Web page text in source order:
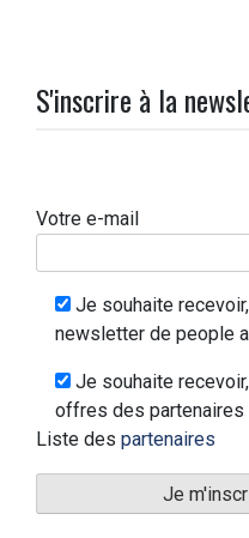
S'inscrire à la
Votre e-mail
Je souhaite
newsletter de people
Je souhaite
offres des partenaires
Liste des partenaires